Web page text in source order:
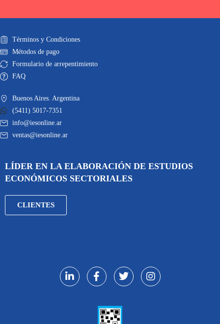
Términos y Condiciones
Métodos de pago
Formulario de arrepentimiento
FAQ
Buenos Aires. Argentina
(5411) 5017-7351
info@iesonline.ar
ventas@iesonline.ar
LÍDER EN LA ELABORACIÓN DE ESTUDIOS
ECONÓMICOS SECTORIALES
CLIENTES